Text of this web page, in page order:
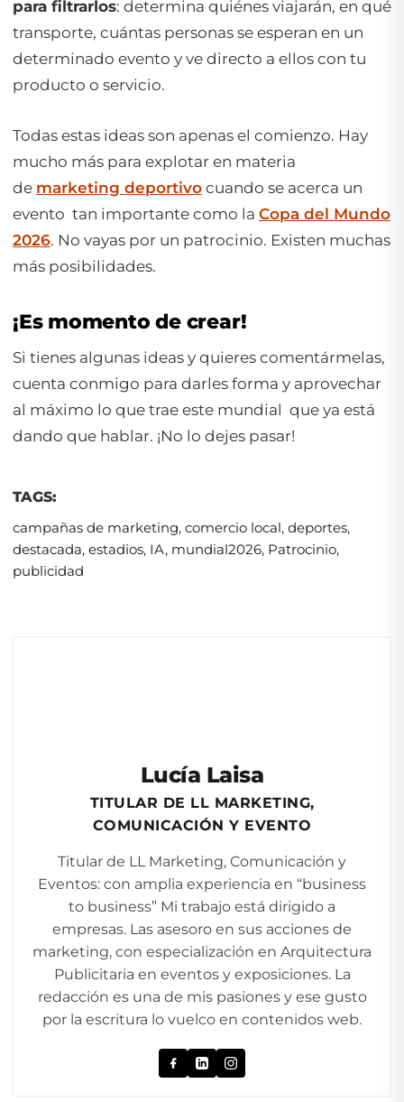
para filtrarlos: determina quiénes viajarán, en qué
transporte, cuántas personas se esperan en un
determinado evento y ve directo a ellos con tu
producto o servicio.
Todas estas ideas son apenas el comienzo. Hay
mucho más para explotar en materia
de marketing deportivo cuando se acerca un
evento tan importante como la Copa del Mundo
2026. No vayas por un patrocinio. Existen muchas
más posibilidades.
¡Es momento de crear!
Si tienes algunas ideas y quieres comentármelas,
cuenta conmigo para darles forma y aprovechar
al máximo lo que trae este mundial que ya está
dando que hablar. ¡No lo dejes pasar!
TAGS:
campañas de marketing, comercio local, deportes,
destacada, estadios, IA, mundial2026, Patrocinio,
publicidad
Lucía Laisa
TITULAR DE LL MARKETING,
COMUNICACIÓN Y EVENTO
Titular de LL Marketing, Comunicación y
Eventos: con amplia experiencia en “business
to business” Mi trabajo está dirigido a
empresas. Las asesoro en sus acciones de
marketing, con especialización en Arquitectura
Publicitaria en eventos y exposiciones. La
redacción es una de mis pasiones y ese gusto
por la escritura lo vuelco en contenidos web.